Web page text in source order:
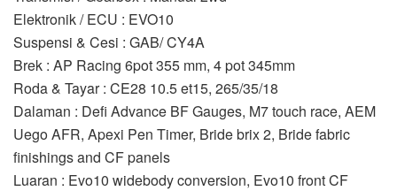
Elektronik / ECU : EVO10
Suspensi & Cesi : GAB/ CY4A
Brek : AP Racing 6pot 355 mm, 4 pot 345mm
Roda & Tayar : CE28 10.5 et15, 265/35/18
Dalaman : Defi Advance BF Gauges, M7 touch race, AEM
Uego AFR, Apexi Pen Timer, Bride brix 2, Bride fabric
finishings and CF panels
Luaran : Evo10 widebody conversion, Evo10 front CF